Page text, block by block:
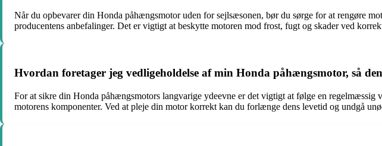
Når du opbevarer din Honda påhængsmotor uden for sejlsæsonen, bør du sørge for at rengøre
producentens anbefalinger. Det er vigtigt at beskytte motoren mod frost, fugt og skader ved
Hvordan foretager jeg vedligeholdelse af min Honda påhængsmotor, så
For at sikre din Honda påhængsmotors langvarige ydeevne er det vigtigt at følge en
motorens komponenter. Ved at pleje din motor korrekt kan du forlænge dens levetid og undgå